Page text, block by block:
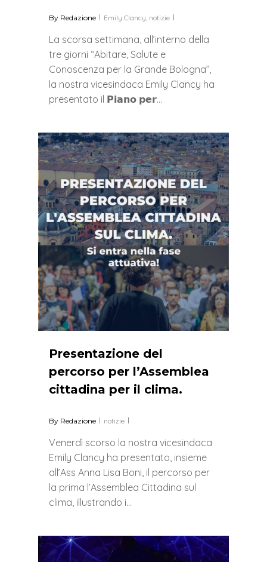
By Redazione Emily Clancy notizie
La scorsa settimana, all’interno della
tre giorni “Abitare, Salute e
Conoscenza per la Grande Bologna”,
la nostra vicesindaca Emily Clancy ha
presentato il 𝗣𝗶𝗮𝗻𝗼 𝗽𝗲𝗿…
Presentazione del
percorso per l’Assemblea
cittadina per il clima.
By Redazione notizie
Venerdì scorso la nostra vicesindaca
Emily Clancy ha presentato, insieme
all’Ass Anna Lisa Boni, il percorso per
la prima l’Assemblea Cittadina sul
clima, illustrando i…
0